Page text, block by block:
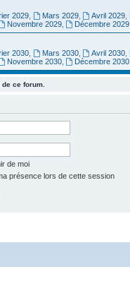
2029, Mars 2029, Avril 2029
Novembre 2029, Décembre 2029
2030, Mars 2030, Avril 2030
Novembre 2030, Décembre 2030
ce forum.
de moi
présence lors de cette session